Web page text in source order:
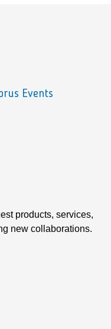
Events
products, services,
new collaborations.